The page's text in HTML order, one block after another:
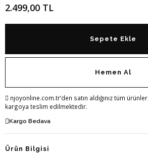
2.499,00 TL
Sepete Ekle
Hemen Al
njoyonline.com.tr’den satın aldığınız tüm ürünler
kargoya teslim edilmektedir.
Kargo Bedava
Ürün Bilgisi